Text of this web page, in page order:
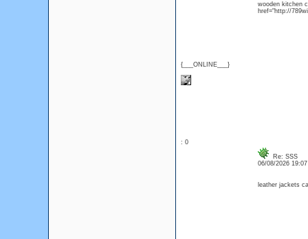
{___ONLINE___}
wooden kitchen
href="http://
: 0
Re: SSS
06/08/2026
leather jackets